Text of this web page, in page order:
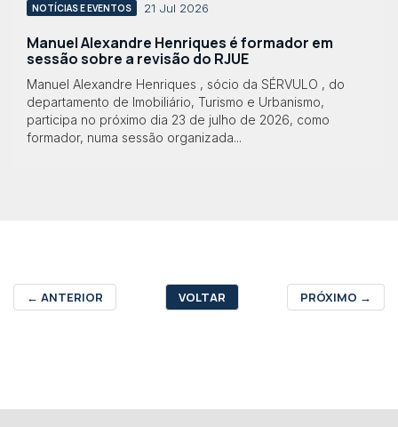
NOTÍCIAS E EVENTOS 21 Jul 2026
Manuel Alexandre Henriques é formador em
sessão sobre a revisão do RJUE
Manuel Alexandre Henriques , sócio da SÉRVULO , do
departamento de Imobiliário, Turismo e Urbanismo,
participa no próximo dia 23 de julho de 2026, como
formador, numa sessão organizada...
← ANTERIOR VOLTAR PRÓXIMO →